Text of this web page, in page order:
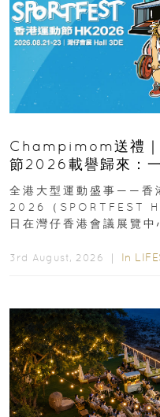
Champimom送禮
節2026載譽歸來：
動、街舞比賽＋逾百
全港大型運動盛事——香
2026（SPORTFEST
日在灣仔香港會議展覽
3rd August, 2026 ｜ In